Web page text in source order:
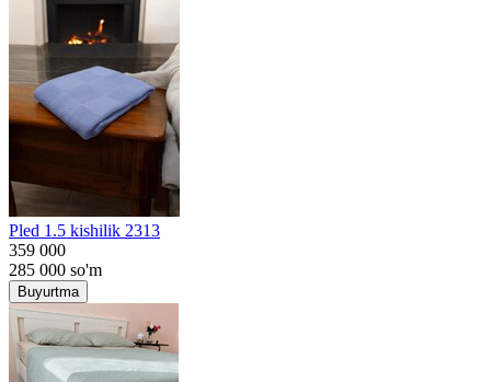
Pled 1.5 kishilik 2313
359 000
285 000 so'm
Buyurtma